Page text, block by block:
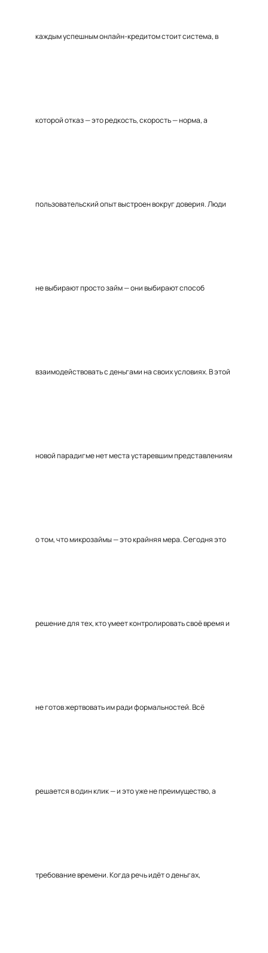
каждым успешным онлайн-кредитом стоит система, в
которой отказ — это редкость, скорость — норма, а
пользовательский опыт выстроен вокруг доверия. Люди
не выбирают просто займ — они выбирают способ
взаимодействовать с деньгами на своих условиях. В этой
новой парадигме нет места устаревшим представлениям
о том, что микрозаймы — это крайняя мера. Сегодня это
решение для тех, кто умеет контролировать своё время и
не готов жертвовать им ради формальностей. Всё
решается в один клик — и это уже не преимущество, а
требование времени. Когда речь идёт о деньгах,